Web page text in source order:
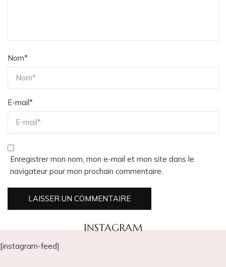
Nom*
E-mail*
Enregistrer mon nom, mon e-mail et mon site dans le
navigateur pour mon prochain commentaire.
INSTAGRAM
[instagram-feed]